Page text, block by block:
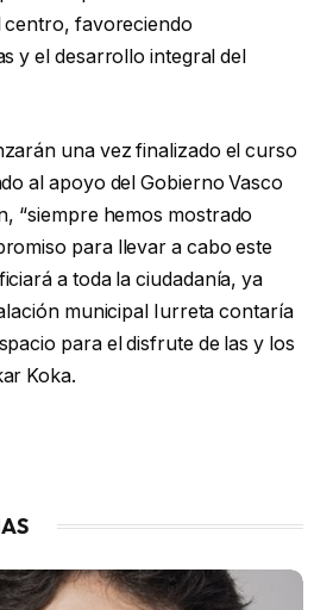
centro, favoreciendo
y el desarrollo integral del
una vez finalizado el curso
al apoyo del Gobierno Vasco
“siempre hemos mostrado
para llevar a cabo este
a toda la ciudadanía, ya
municipal Iurreta contaría
para el disfrute de las y los
Koka.